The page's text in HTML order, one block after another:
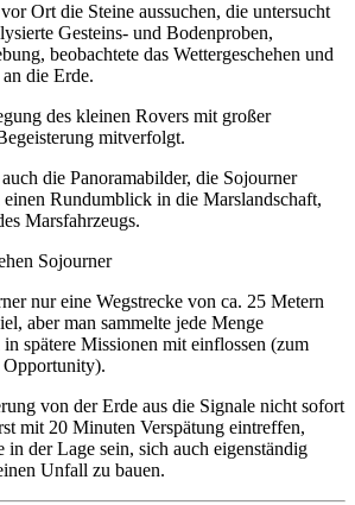
Ort die Steine aussuchen, die untersucht
Gesteins- und Bodenproben,
beobachtete das Wettergeschehen und
die Erde.
des kleinen Rovers mit großer
mitverfolgt.
die Panoramabilder, die Sojourner
einen Rundumblick in die Marslandschaft,
Marsfahrzeugs.
nur eine Wegstrecke von ca. 25 Metern
aber man sammelte jede Menge
spätere Missionen mit einflossen (zum
von der Erde aus die Signale nicht sofort
mit 20 Minuten Verspätung eintreffen,
in der Lage sein, sich auch eigenständig
Unfall zu bauen.